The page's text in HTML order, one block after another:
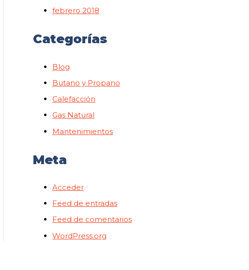
febrero 2018
Categorías
Blog
Butano y Propano
Calefacción
Gas Natural
Mantenimientos
Meta
Acceder
Feed de entradas
Feed de comentarios
WordPress.org